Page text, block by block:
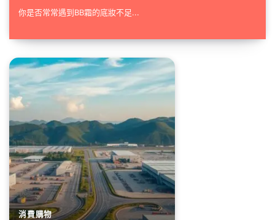
你是否常常遇到BB霜的底妝不足...
消費購物